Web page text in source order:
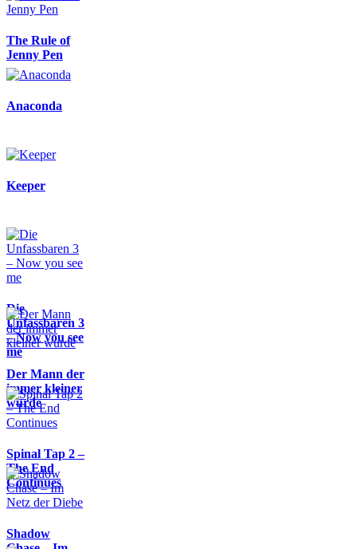
The Rule of
Jenny Pen
Anaconda
Keeper
Die
Unfassbaren 3
– Now you see
me
Der Mann der
immer kleiner
wurde
Spinal Tap 2 –
The End
Continues
Shadow